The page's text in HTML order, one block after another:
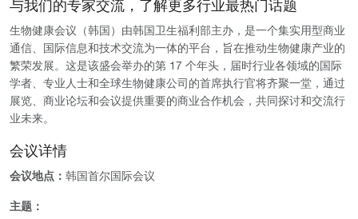
与我们的专家交流，了解更多行业最热门话题
生物健康会议（韩国）由韩国卫生福利部主办，是一个集实用型商业
通信、国际信息和技术交流为一体的平台，旨在推动生物健康产业的
繁荣发展。这是该盛会举办的第 17 个年头，届时行业各领域的国际
学者、专业人士和全球生物健康公司的首席执行官将齐聚一堂，通过
展览、商业论坛和会议提供重要的商业合作机会，共同探讨和交流行
业未来。
会议详情
会议地点： 韩国首尔国际会议
主题：